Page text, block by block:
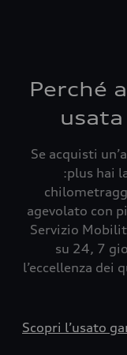
Perché
Se acquisti
:plus hai
agevolato con
Servizio
su 24, 7
l’eccellenza dei
Scopri l’usato